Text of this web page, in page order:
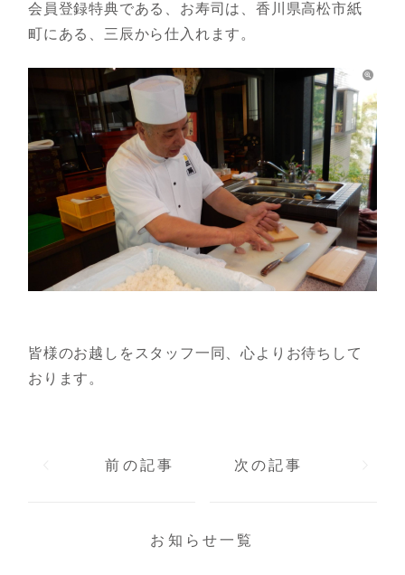
会員登録特典である、お寿司は、香川県高松市紙
町にある、三辰から仕入れます。
皆様のお越しをスタッフ一同、心よりお待ちして
おります。
前の記事 次の記事
お知らせ一覧